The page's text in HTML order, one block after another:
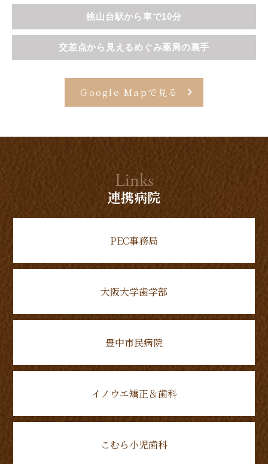
桃山台駅から車で10分
交差点から見えるめぐみ薬局の裏手
Google Mapで見る
Links
連携病院
PEC事務局
大阪大学歯学部
豊中市民病院
イノウエ矯正＆歯科
こむら小児歯科